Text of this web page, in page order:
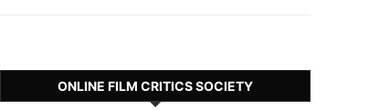
ONLINE FILM CRITICS SOCIETY